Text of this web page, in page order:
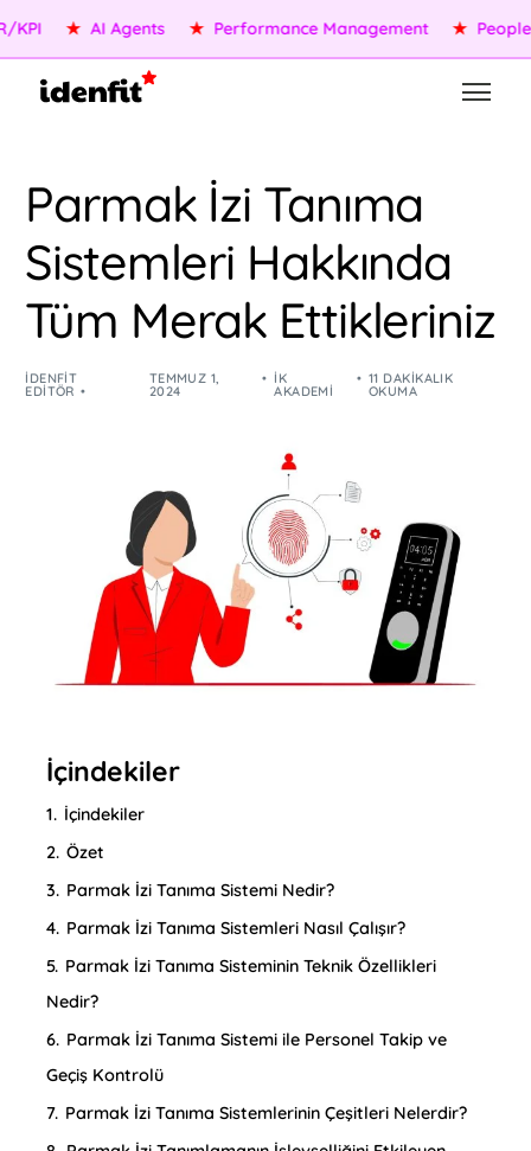
★ AI Agents ★ Performance Management ★ People
Parmak İzi Tanıma
Sistemleri Hakkında
Tüm Merak Ettikleriniz
IDENFIT
EDITÖR
TEMMUZ 1,
2024
İK
AKADEMI
11 DAKIKALIK
OKUMA
İçindekiler
1. İçindekiler
2. Özet
3. Parmak İzi Tanıma Sistemi Nedir?
4. Parmak İzi Tanıma Sistemleri Nasıl Çalışır?
5. Parmak İzi Tanıma Sisteminin Teknik Özellikleri
Nedir?
6. Parmak İzi Tanıma Sistemi ile Personel Takip ve
Geçiş Kontrolü
7. Parmak İzi Tanıma Sistemlerinin Çeşitleri Nelerdir?